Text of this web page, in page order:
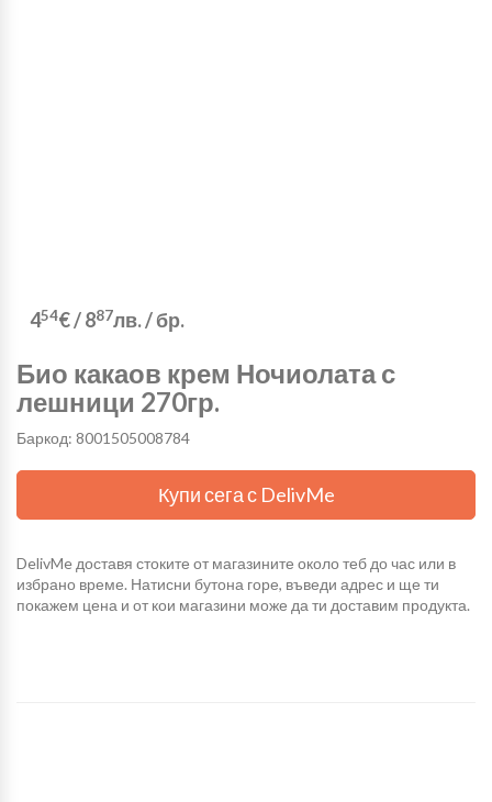
454€/887лв./ бр.
Био какаов крем Ночиолата с
лешници 270гр.
Баркод: 8001505008784
Купи сега с DelivMe
DelivMe доставя стоките от магазините около теб до час или в
избрано време. Натисни бутона горе, въведи адрес и ще ти
покажем цена и от кои магазини може да ти доставим продукта.